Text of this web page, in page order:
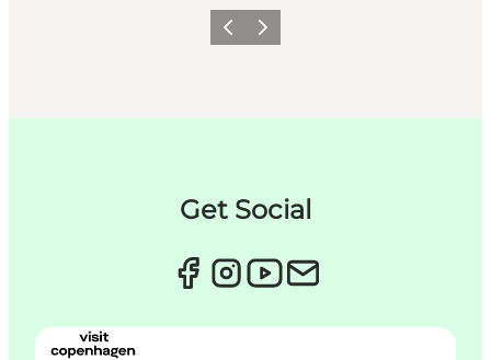
Previous
Next
Get Social